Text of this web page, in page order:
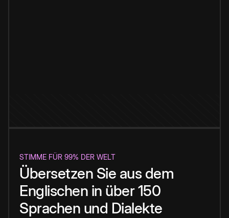
STIMME FÜR 99% DER WELT
Übersetzen Sie aus dem
Englischen in über 150
Sprachen und Dialekte